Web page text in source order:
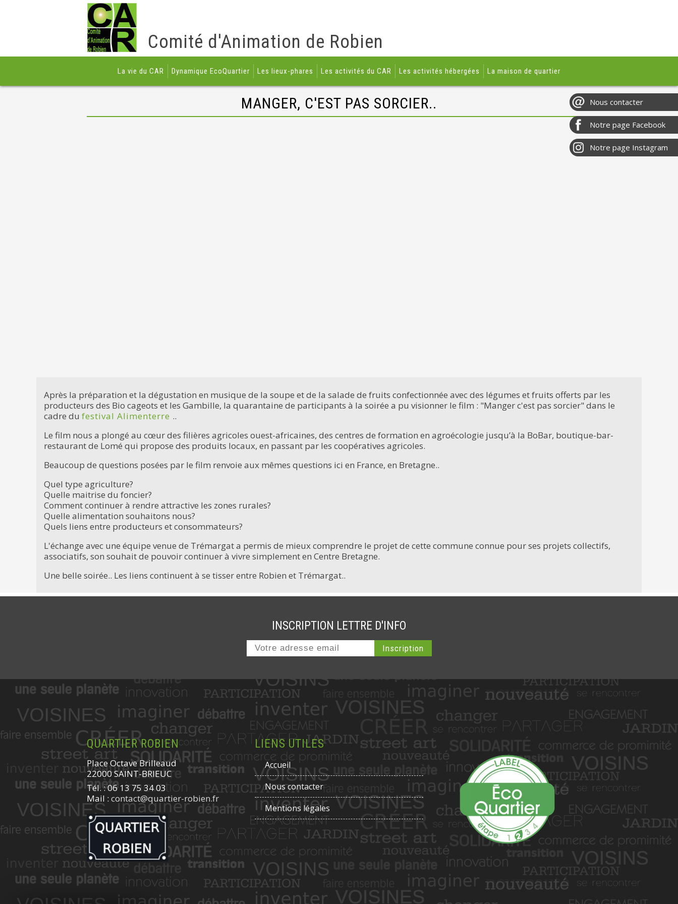
Comité d'Animation de Robien
La vie du CAR Dynamique EcoQuartier Les lieux-phares Les activités du CAR Les activités hébergées La maison de quartier
MANGER, C'EST PAS SORCIER..
Après la préparation et la dégustation en musique de la soupe et de la salade de fruits confectionnée avec des légumes et fruits offerts par les
producteurs des Bio cageots et les Gambille, la quarantaine de participants à la soirée a pu visionner le film : "Manger c'est pas sorcier" dans le
cadre du festival Alimenterre ..
Le film nous a plongé au cœur des filières agricoles ouest-africaines, des centres de formation en agroécologie jusqu’à la BoBar, boutique-bar-
restaurant de Lomé qui propose des produits locaux, en passant par les coopératives agricoles.
Beaucoup de questions posées par le film renvoie aux mêmes questions ici en France, en Bretagne..
Quel type agriculture?
Quelle maitrise du foncier?
Comment continuer à rendre attractive les zones rurales?
Quelle alimentation souhaitons nous?
Quels liens entre producteurs et consommateurs?
L'échange avec une équipe venue de Trémargat a permis de mieux comprendre le projet de cette commune connue pour ses projets collectifs,
associatifs, son souhait de pouvoir continuer à vivre simplement en Centre Bretagne.
Une belle soirée.. Les liens continuent à se tisser entre Robien et Trémargat..
INSCRIPTION LETTRE D'INFO
QUARTIER ROBIEN
Place Octave Brilleaud
22000 SAINT-BRIEUC
Tél. : 06 13 75 34 03
Mail : contact@quartier-robien.fr
LIENS UTILES
Accueil
Nous contacter
Mentions légales